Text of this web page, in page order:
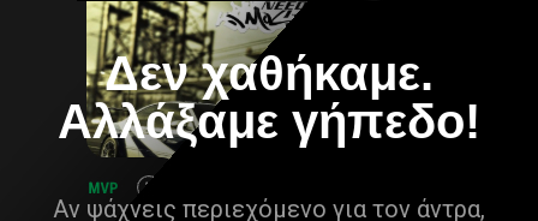
Δεν χαθήκαμε.
Αλλάξαμε γήπεδο!
Αν ψάχνεις περιεχόμενο για τον άντρα,